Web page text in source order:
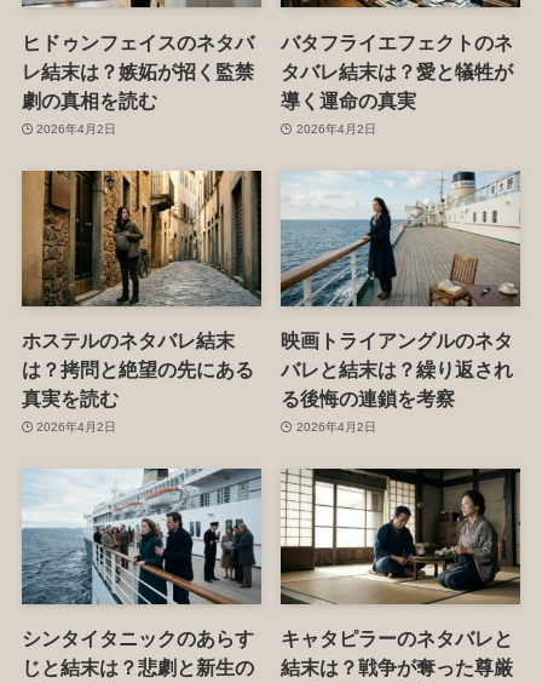
ヒドゥンフェイスのネタバ
レ結末は？嫉妬が招く監禁
劇の真相を読む
2026年4月2日
バタフライエフェクトのネ
タバレ結末は？愛と犠牲が
導く運命の真実
2026年4月2日
ホステルのネタバレ結末
は？拷問と絶望の先にある
真実を読む
2026年4月2日
映画トライアングルのネタ
バレと結末は？繰り返され
る後悔の連鎖を考察
2026年4月2日
シンタイタニックのあらす
じと結末は？悲劇と新生の
キャタピラーのネタバレと
結末は？戦争が奪った尊厳